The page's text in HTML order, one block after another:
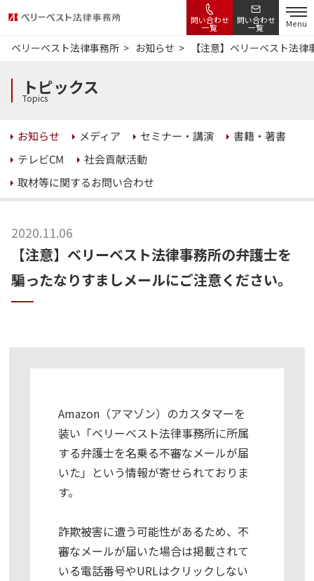
問い合わせ
一覧
問い合わせ
一覧 Menu
ベリーベスト法律事務所 お知らせ 【注意】ベリーベスト法
トピックス
Topics
お知らせ メディア セミナー・講演 書籍・著書
テレビCM 社会貢献活動
取材等に関するお問い合わせ
2020.11.06
【注意】ベリーベスト法律事務所の弁護士を
騙ったなりすましメールにご注意ください。
Amazon（アマゾン）のカスタマーを
装い「ベリーベスト法律事務所に所属
する弁護士を名乗る不審なメールが届
いた」という情報が寄せられておりま
す。
詐欺被害に遭う可能性があるため、不
審なメールが届いた場合は掲載されて
いる電話番号やURLはクリックしない